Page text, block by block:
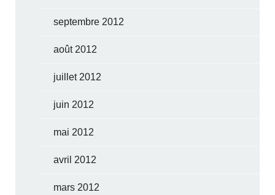
septembre 2012
août 2012
juillet 2012
juin 2012
mai 2012
avril 2012
mars 2012